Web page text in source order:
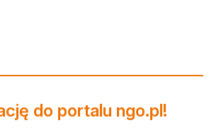
do portalu ngo.pl!